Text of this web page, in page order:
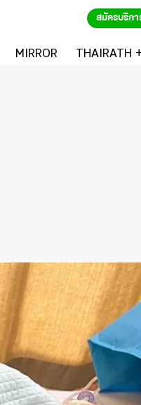
สมัครบริกา
MIRROR THAIRATH